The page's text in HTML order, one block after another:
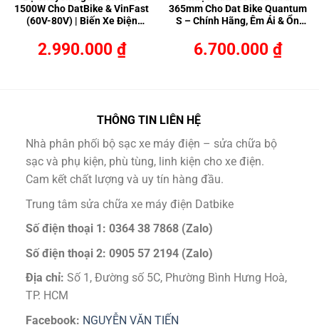
1500W Cho DatBike & VinFast
(60V-80V) | Biến Xe Điện
2.990.000 ₫
365mm Cho Dat Bike Quantum
S – Chính Hãng, Êm Ái & Ổn
6.700.000 ₫
THÔNG TIN LIÊN HỆ
Nhà phân phối bộ sạc xe máy điện – sửa chữa bộ
sạc và phụ kiện, phù tùng, linh kiện cho xe điện.
Cam kết chất lượng và uy tín hàng đầu.
Trung tâm sửa chữa xe máy điện Datbike
Số điện thoại 1: 0364 38 7868 (Zalo)
Số điện thoại 2: 0905 57 2194 (Zalo)
Địa chỉ: Số 1, Đường số 5C, Phường Bình Hưng Hoà,
TP. HCM
Facebook: NGUYỄN VĂN TIẾN